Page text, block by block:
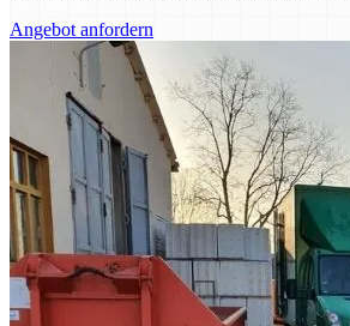
Angebot anfordern